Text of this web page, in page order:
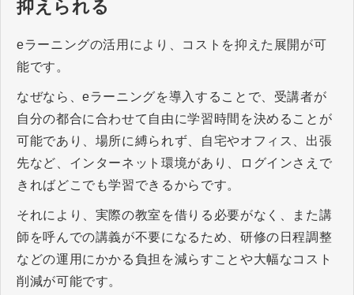
抑えられる
eラーニングの活用により、コストを抑えた展開が可
能です。
なぜなら、eラーニングを導入することで、受講者が
自分の都合に合わせて自由に学習時間を決めることが
可能であり、場所に縛られず、自宅やオフィス、出張
先など、インターネット環境があり、ログインさえで
きればどこでも学習できるからです。
それにより、実際の教室を借りる必要がなく、また講
師を呼んでの講義が不要になるため、研修の日程調整
などの運用にかかる負担を減らすことや大幅なコスト
削減が可能です。